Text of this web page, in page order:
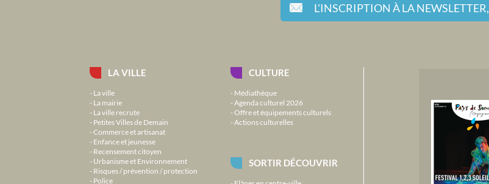
L'INSCRIPTION À LA NEWSLETTER,
LA VILLE
La ville
La mairie
La ville recrute
Petites Villes de Demain
Commerce et artisanat
Enfance et jeunesse
Recensement citoyen
Urbanisme et Environnement
Risques / prévention / protection
Police
CULTURE
Médiathèque
Agenda culturel 2026
Offre et équipements culturels
Actions culturelles
SORTIR DÉCOUVRIR